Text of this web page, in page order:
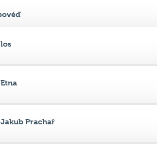
Etna
Jakub Prachař
Smartwings